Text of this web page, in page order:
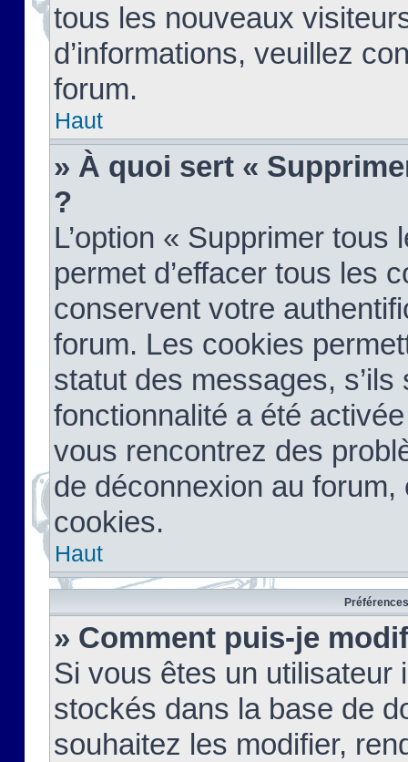
tous les nouveaux
d’informations, veuillez
forum.
Haut
» À quoi sert «
?
L’option « Supprimer
permet d’effacer tous les
conservent votre
forum. Les cookies
statut des messages,
fonctionnalité a été
vous rencontrez des
de déconnexion au
cookies.
Haut
» Comment puis-je
Si vous êtes un
stockés dans la base de
souhaitez les modifier,